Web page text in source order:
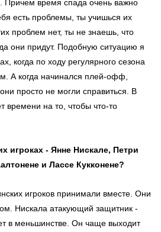
Причем время спада очень важно
есть проблемы, ты учишься их
проблем нет, ты не знаешь, что
они придут. Подобную ситуацию я
когда по ходу регулярного сезона
А когда начинался плей-офф,
просто не могли справиться. В
времени на то, чтобы что-то
игроках - Янне Нискале, Петри
и Лассе Кукконене?
игроков принимали вместе. Они
Нискала атакующий защитник -
в меньшинстве. Он чаще выходит